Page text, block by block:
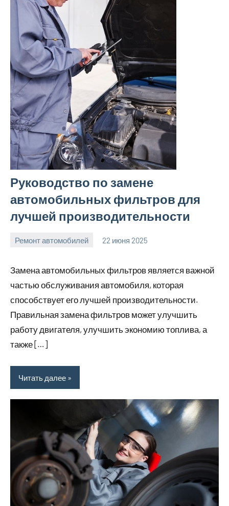
Руководство по замене
автомобильных фильтров для
лучшей производительности
Ремонт автомобилей 22 июня 2025
Замена автомобильных фильтров является важной
частью обслуживания автомобиля, которая
способствует его лучшей производительности.
Правильная замена фильтров может улучшить
работу двигателя, улучшить экономию топлива, а
также […]
Читать далее